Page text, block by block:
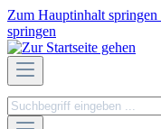
Zum Hauptinhalt springen
springen